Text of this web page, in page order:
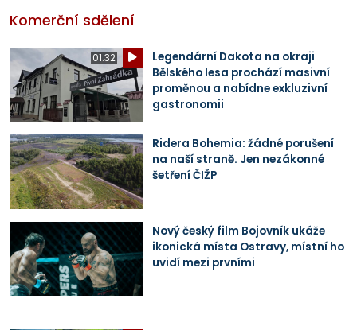
Komerční sdělení
01:32
Legendární Dakota na okraji
Bělského lesa prochází masivní
proměnou a nabídne exkluzivní
gastronomii
Ridera Bohemia: žádné porušení
na naší straně. Jen nezákonné
šetření ČIŽP
Nový český film Bojovník ukáže
ikonická místa Ostravy, místní ho
uvidí mezi prvními